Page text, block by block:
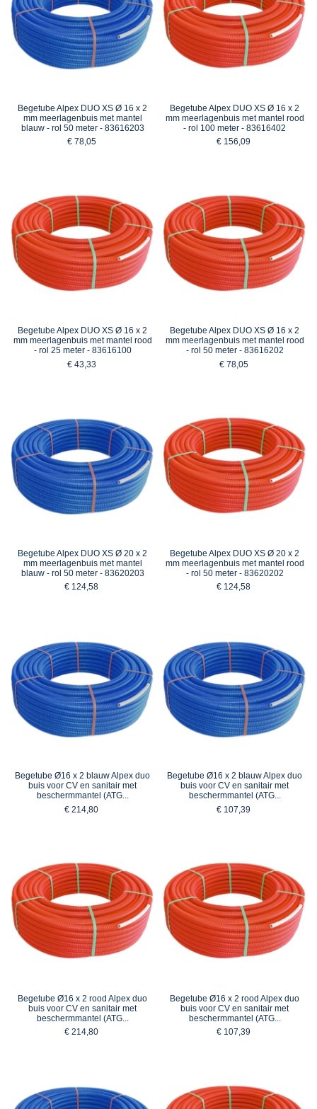
Begetube Alpex DUO XS Ø 16 x 2
mm meerlagenbuis met mantel
blauw - rol 50 meter - 83616203
€ 78,05
Begetube Alpex DUO XS Ø 16 x 2
mm meerlagenbuis met mantel rood
- rol 100 meter - 83616402
€ 156,09
Begetube Alpex DUO XS Ø 16 x 2
mm meerlagenbuis met mantel rood
- rol 25 meter - 83616100
€ 43,33
Begetube Alpex DUO XS Ø 16 x 2
mm meerlagenbuis met mantel rood
- rol 50 meter - 83616202
€ 78,05
Begetube Alpex DUO XS Ø 20 x 2
mm meerlagenbuis met mantel
blauw - rol 50 meter - 83620203
€ 124,58
Begetube Alpex DUO XS Ø 20 x 2
mm meerlagenbuis met mantel rood
- rol 50 meter - 83620202
€ 124,58
Begetube Ø16 x 2 blauw Alpex duo
buis voor CV en sanitair met
beschermmantel (ATG...
€ 214,80
Begetube Ø16 x 2 blauw Alpex duo
buis voor CV en sanitair met
beschermmantel (ATG...
€ 107,39
Begetube Ø16 x 2 rood Alpex duo
buis voor CV en sanitair met
beschermmantel (ATG...
€ 214,80
Begetube Ø16 x 2 rood Alpex duo
buis voor CV en sanitair met
beschermmantel (ATG...
€ 107,39